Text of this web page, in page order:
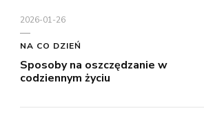
2026-01-26
NA CO DZIEŃ
Sposoby na oszczędzanie w
codziennym życiu